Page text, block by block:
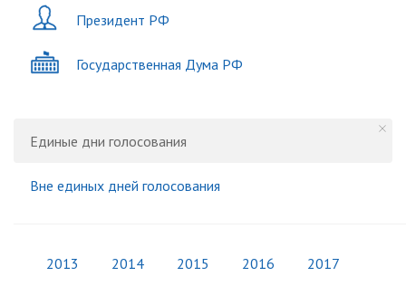
Президент РФ
Государственная Дума РФ
Единые дни голосования
Вне единых дней голосования
2013 2014 2015 2016 2017